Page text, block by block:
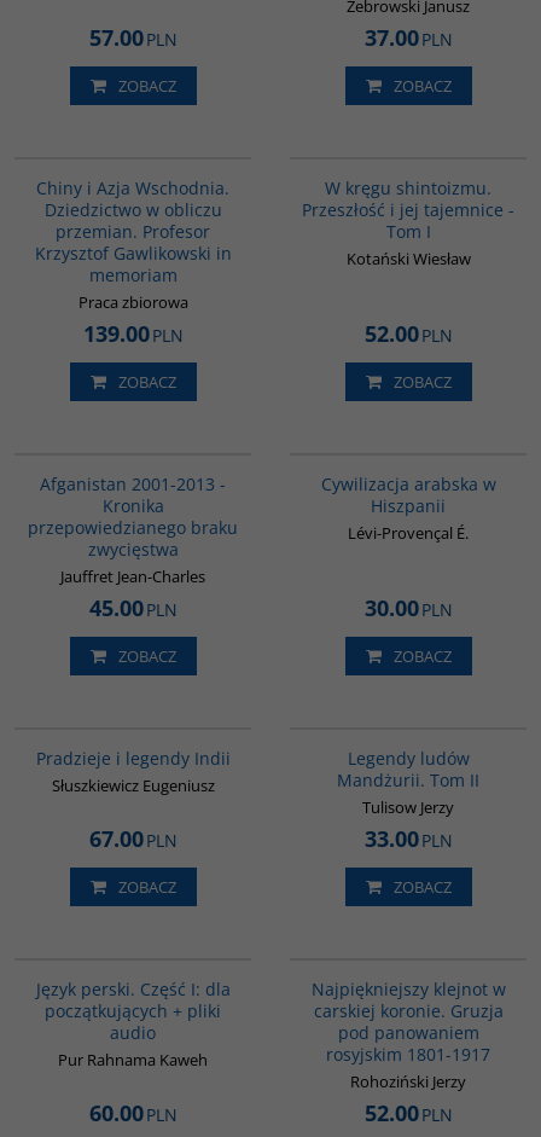
57.00PLN
ZOBACZ
Żebrowski Janusz
37.00PLN
ZOBACZ
Chiny i Azja Wschodnia.
Dziedzictwo w obliczu
przemian. Profesor
Krzysztof Gawlikowski in
memoriam
Praca zbiorowa
139.00PLN
ZOBACZ
W kręgu shintoizmu.
Przeszłość i jej tajemnice -
Tom I
Kotański Wiesław
52.00PLN
ZOBACZ
Afganistan 2001-2013 -
Kronika
przepowiedzianego braku
zwycięstwa
Jauffret Jean-Charles
45.00PLN
ZOBACZ
Cywilizacja arabska w
Hiszpanii
Lévi-Provençal É.
30.00PLN
ZOBACZ
Pradzieje i legendy Indii
Słuszkiewicz Eugeniusz
67.00PLN
ZOBACZ
Legendy ludów
Mandżurii. Tom II
Tulisow Jerzy
33.00PLN
ZOBACZ
Język perski. Część I: dla
początkujących + pliki
audio
Pur Rahnama Kaweh
60.00PLN
Najpiękniejszy klejnot w
carskiej koronie. Gruzja
pod panowaniem
rosyjskim 1801-1917
Rohoziński Jerzy
52.00PLN